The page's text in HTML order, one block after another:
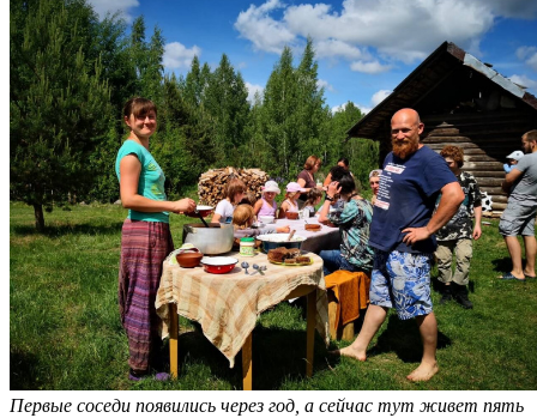
Первые соседи появились через год, а сейчас тут живет пять